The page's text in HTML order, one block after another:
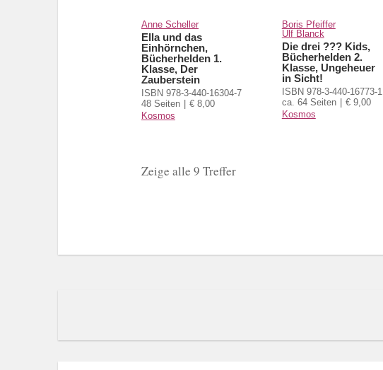
Anne Scheller
Ella und das
Einhörnchen,
Bücherhelden 1.
Klasse, Der
Zauberstein
ISBN 978-3-440-16304-7
48 Seiten
€ 8,00
Kosmos
Boris Pfeiffer
Ulf Blanck
Die drei ??? Kids,
Bücherhelden 2.
Klasse, Ungeheuer
in Sicht!
ISBN 978-3-440-16773-1
ca. 64 Seiten
€ 9,00
Kosmos
Zeige alle 9 Treffer